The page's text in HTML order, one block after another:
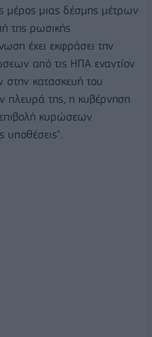
μιας δέσμης μέτρων
της ρωσικής
έχει εκφράσει την
από τις ΗΠΑ εναντίον
στην κατασκευή του
της, η κυβέρνηση
κυρώσεων
υποθέσεις".